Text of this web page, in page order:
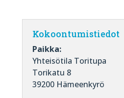
Kokoontumistiedot
Paikka:
Yhteisötila Toritupa
Torikatu 8
39200 Hämeenkyrö